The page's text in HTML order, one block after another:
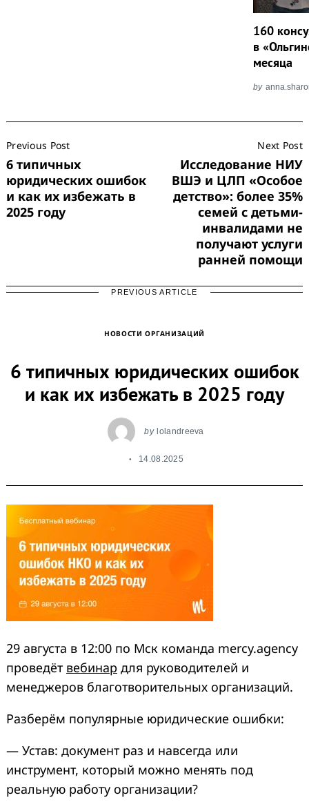
160
в
месяца
by
Navigation
Previous Post
6 типичных
юридических ошибок
и как их избежать в
2025 году
Next Post
Исследование НИУ
ВШЭ и ЦЛП «Особое
детство»: более 35%
семей с детьми-
инвалидами не
получают услуги
ранней помощи
PREVIOUS ARTICLE
НОВОСТИ ОРГАНИЗАЦИЙ
6 типичных юридических ошибок
и как их избежать в 2025 году
by lolandreeva
14.08.2025
29 августа в 12:00 по Мск команда mercy.agency
проведёт вебинар для руководителей и
менеджеров благотворительных организаций.
Разберём популярные юридические ошибки:
— Устав: документ раз и навсегда или
инструмент, который можно менять под
реальную работу организации?